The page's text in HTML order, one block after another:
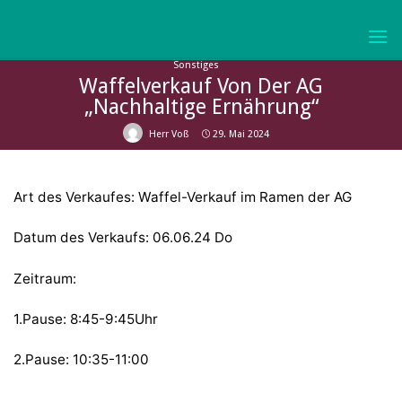
content
FRIEDRICH-
GYMNASIUM
WOLMIRSTEDT
Sonstiges
Waffelverkauf Von Der AG
„nachhaltige Ernährung“
Herr Voß 29. Mai 2024
Art des Verkaufes: Waffel-Verkauf im Ramen der AG
Datum des Verkaufs: 06.06.24 Do
Zeitraum:
1.Pause: 8:45-9:45Uhr
2.Pause: 10:35-11:00